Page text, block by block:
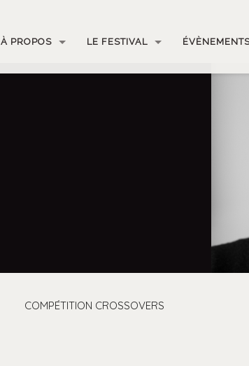
À PROPOS LE FESTIVAL
COMPÉTITION CROSSOVERS